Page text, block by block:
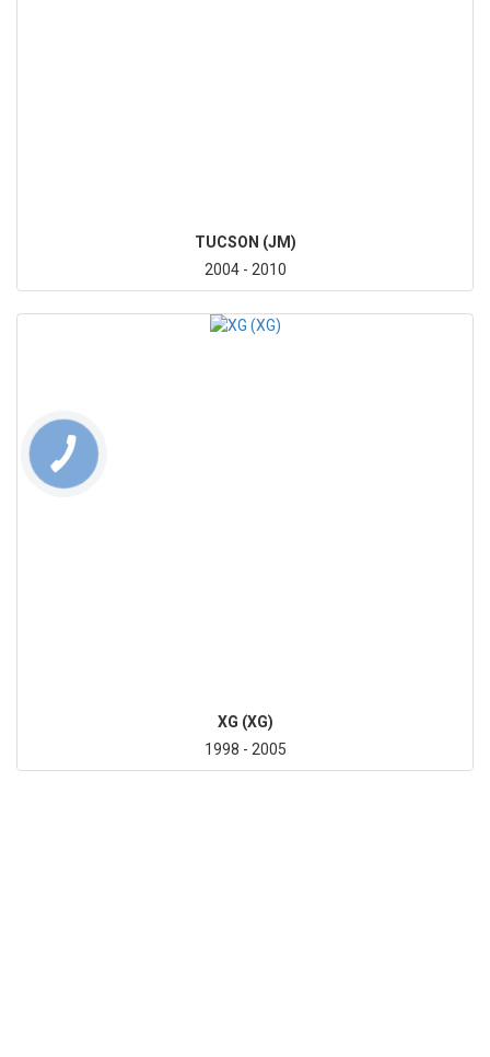
TUCSON (JM)
2004 - 2010
XG (XG)
1998 - 2005